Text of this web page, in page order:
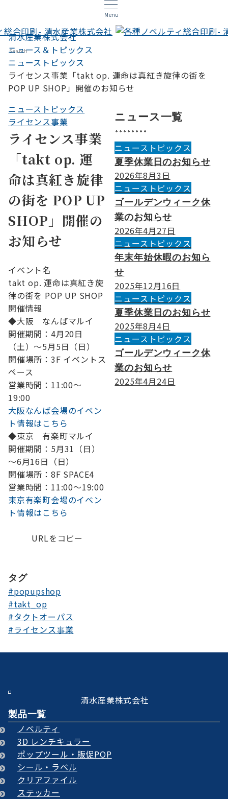
Menu
Search
清水産業株式会社
ニュース＆トピックス
ニューストピックス
ライセンス事業「takt op. 運命は真紅き旋律の街を
POP UP SHOP」開催のお知らせ
ニューストピックス
ライセンス事業
ライセンス事業
「takt op. 運
命は真紅き旋律
の街を POP UP
SHOP」開催の
お知らせ
イベント名
takt op. 運命は真紅き旋
律の街を POP UP SHOP
開催情報
◆大阪 なんばマルイ
開催期間：4月20日
（土）～5月5日（日）
開催場所：3F イベントス
ペース
営業時間：11:00～
19:00
大阪なんば会場のイベン
ト情報はこちら
◆東京 有楽町マルイ
開催期間：5月31（日）
～6月16日（日）
開催場所：8F SPACE4
営業時間：11:00～19:00
東京有楽町会場のイベン
ト情報はこちら
URLをコピー
タグ
#popupshop
#takt_op
#タクトオーパス
#ライセンス事業
ニュース一覧
ニューストピックス
夏季休業日のお知らせ
2026年8月3日
ニューストピックス
ゴールデンウィーク休
業のお知らせ
2026年4月27日
ニューストピックス
年末年始休暇のお知ら
せ
2025年12月16日
ニューストピックス
夏季休業日のお知らせ
2025年8月4日
ニューストピックス
ゴールデンウィーク休
業のお知らせ
2025年4月24日
清水産業株式会社
製品一覧
ノベルティ
3D レンチキュラー
ポップツール・販促POP
シール・ラベル
クリアファイル
ステッカー